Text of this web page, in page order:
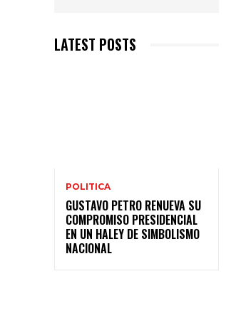
LATEST POSTS
POLITICA
GUSTAVO PETRO RENUEVA SU
COMPROMISO PRESIDENCIAL
EN UN HALEY DE SIMBOLISMO
NACIONAL